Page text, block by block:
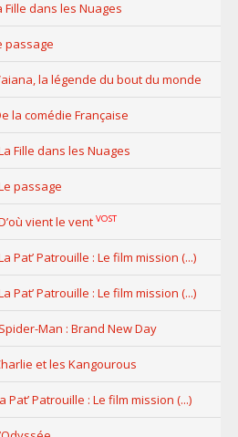
Fille dans les Nuages
passage
la légende du bout du monde
la comédie Française
Fille dans les Nuages
passage
vient le vent VOST
Pat’ Patrouille : Le film mission (...)
Pat’ Patrouille : Le film mission (...)
Spider-Man : Brand New Day
et les Kangourous
Pat’ Patrouille : Le film mission (...)